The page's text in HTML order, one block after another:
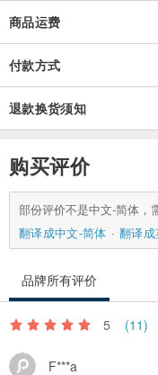
商品运费
付款方式
退款换货须知
购买评价
部份评价不是中文-简体，
翻译成中文-简体
翻译
品牌所有评价
5 (11)
F***a